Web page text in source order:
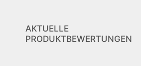
AKTUELLE
PRODUKTBEWERTUNGEN